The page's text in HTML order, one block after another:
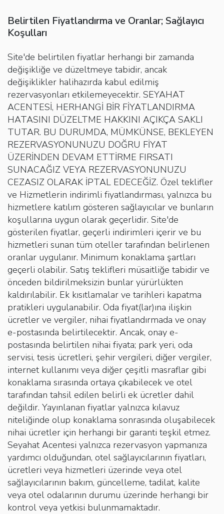
Belirtilen Fiyatlandırma ve Oranlar; Sağlayıcı
Koşulları
Site'de belirtilen fiyatlar herhangi bir zamanda
değişikliğe ve düzeltmeye tabidir, ancak
değişiklikler halihazırda kabul edilmiş
rezervasyonları etkilemeyecektir. SEYAHAT
ACENTESİ, HERHANGİ BİR FİYATLANDIRMA
HATASINI DÜZELTME HAKKINI AÇIKÇA SAKLI
TUTAR. BU DURUMDA, MÜMKÜNSE, BEKLEYEN
REZERVASYONUNUZU DOĞRU FİYAT
ÜZERİNDEN DEVAM ETTİRME FIRSATI
SUNACAĞIZ VEYA REZERVASYONUNUZU
CEZASIZ OLARAK İPTAL EDECEĞİZ. Özel teklifler
ve Hizmetlerin indirimli fiyatlandırması, yalnızca bu
hizmetlere katılım gösteren sağlayıcılar ve bunların
koşullarına uygun olarak geçerlidir. Site'de
gösterilen fiyatlar, geçerli indirimleri içerir ve bu
hizmetleri sunan tüm oteller tarafından belirlenen
oranlar uygulanır. Minimum konaklama şartları
geçerli olabilir. Satış teklifleri müsaitliğe tabidir ve
önceden bildirilmeksizin bunlar yürürlükten
kaldırılabilir. Ek kısıtlamalar ve tarihleri kapatma
pratikleri uygulanabilir. Oda fiyat(lar)ına ilişkin
ücretler ve vergiler, nihai fiyatlandırmada ve onay
e-postasında belirtilecektir. Ancak, onay e-
postasında belirtilen nihai fiyata; park yeri, oda
servisi, tesis ücretleri, şehir vergileri, diğer vergiler,
internet kullanımı veya diğer çeşitli masraflar gibi
konaklama sırasında ortaya çıkabilecek ve otel
tarafından tahsil edilen belirli ek ücretler dahil
değildir. Yayınlanan fiyatlar yalnızca kılavuz
niteliğinde olup konaklama sonrasında oluşabilecek
nihai ücretler için herhangi bir garanti teşkil etmez.
Seyahat Acentesi yalnızca rezervasyon yapmanıza
yardımcı olduğundan, otel sağlayıcılarının fiyatları,
ücretleri veya hizmetleri üzerinde veya otel
sağlayıcılarının bakım, güncelleme, tadilat, kalite
veya otel odalarının durumu üzerinde herhangi bir
kontrol veya yetkisi bulunmamaktadır.